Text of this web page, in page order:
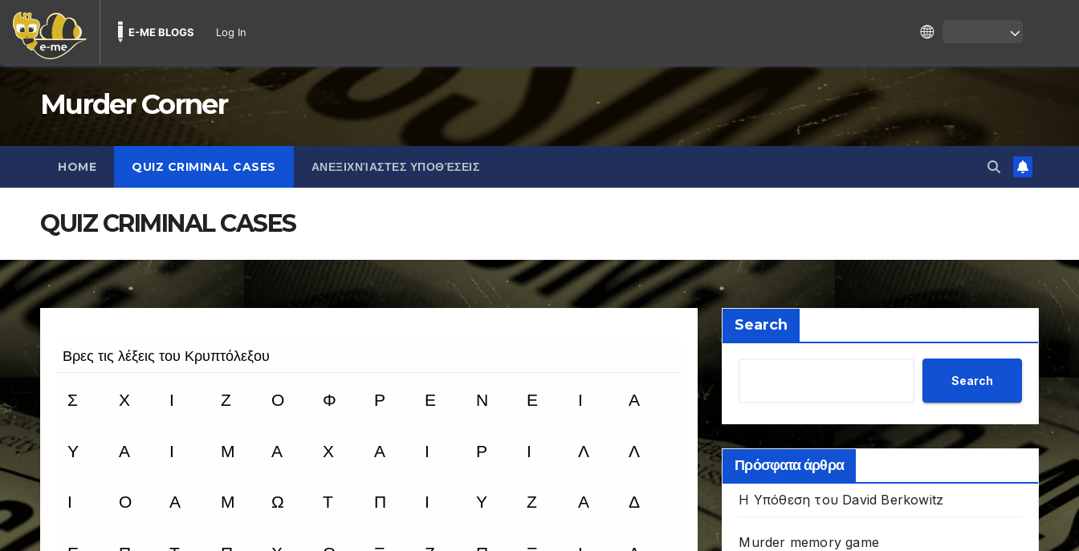
E-ME BLOGS Log In
Skip
to
Fri. Aug 7th, 2026
Murder Corner
HOME QUIZ CRIMINAL CASES ΑΝΕΞΙΧΝΊΑΣΤΕΣ ΥΠΟΘΈΣΕΙΣ
QUIZ CRIMINAL CASES
Search
Search
Πρόσφατα άρθρα
Η Υπόθεση του David Berkowitz
Murder memory game